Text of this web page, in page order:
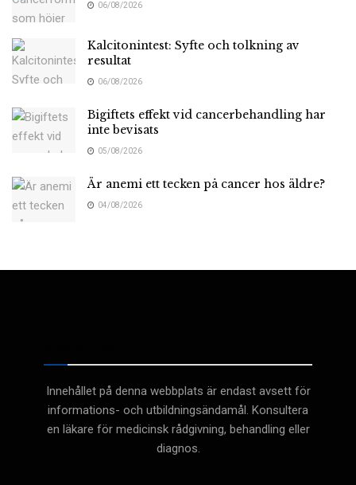
06/08/2026
Kalcitonintest: Syfte och tolkning av
resultat
06/08/2026
Bigiftets effekt vid cancerbehandling har
inte bevisats
05/08/2026
Är anemi ett tecken på cancer hos äldre?
04/08/2026
Innehållet på denna webbplats är endast avsett för
informations- och utbildningsändamål. Konsultera
en läkare för medicinsk rådgivning, behandling eller
diagnos.